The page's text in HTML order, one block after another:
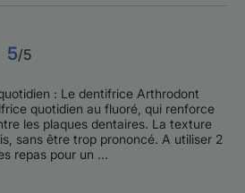
5/5
: Le dentifrice Arthrodont
quotidien au fluoré, qui renforce
les plaques dentaires. La texture
sans être trop prononcé. A utiliser 2
repas pour un ...